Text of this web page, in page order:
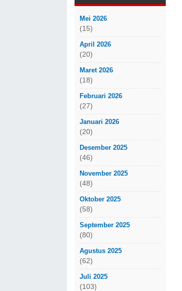
Mei 2026
(15)
April 2026
(20)
Maret 2026
(18)
Februari 2026
(27)
Januari 2026
(20)
Desember 2025
(46)
November 2025
(48)
Oktober 2025
(58)
September 2025
(80)
Agustus 2025
(62)
Juli 2025
(103)